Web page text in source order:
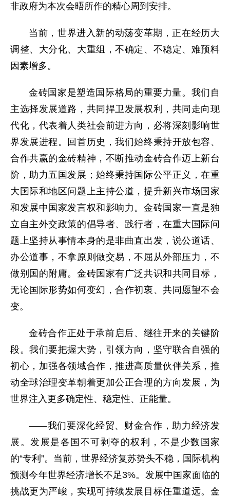
非政府为本次会晤所作的精心周到安排。
当前，世界进入新的动荡变革期，正在经历大
调整、大分化、大重组，不确定、不稳定、难预料
因素增多。
金砖国家是塑造国际格局的重要力量。我们自
主选择发展道路，共同捍卫发展权利，共同走向现
代化，代表着人类社会前进方向，必将深刻影响世
界发展进程。回首历史，我们始终秉持开放包容、
合作共赢的金砖精神，不断推动金砖合作迈上新台
阶，助力五国发展；始终秉持国际公平正义，在重
大国际和地区问题上主持公道，提升新兴市场国家
和发展中国家发言权和影响力。金砖国家一直是独
立自主外交政策的倡导者、践行者，在重大国际问
题上坚持从事情本身的是非曲直出发，说公道话、
办公道事，不拿原则做交易，不屈从外部压力，不
做别国的附庸。金砖国家有广泛共识和共同目标，
无论国际形势如何变幻，合作初衷、共同愿望不会
变。
金砖合作正处于承前启后、继往开来的关键阶
段。我们要把握大势，引领方向，坚守联合自强的
初心，加强各领域合作，推进高质量伙伴关系，推
动全球治理变革朝着更加公正合理的方向发展，为
世界注入更多确定性、稳定性、正能量。
——我们要深化经贸、财金合作，助力经济发
展。发展是各国不可剥夺的权利，不是少数国家
的“专利”。当前，世界经济复苏势头不稳，国际机构
预测今年世界经济增长不足3%。发展中国家面临的
挑战更为严峻，实现可持续发展目标任重道远。金